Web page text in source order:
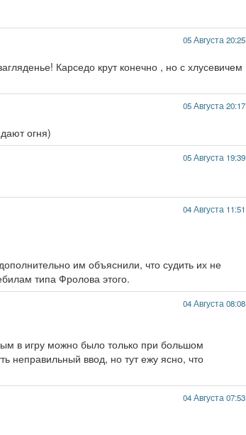
05 Августа 20:25
Карседо крут конечно , но с хлусевичем
05 Августа 20:17
огня)
05 Августа 19:39
04 Августа 11:51
им объяснили, что судить их не
типа Фролова этого.
04 Августа 08:08
в игру можно было только при большом
неправильный ввод, но тут ежу ясно, что
04 Августа 07:53